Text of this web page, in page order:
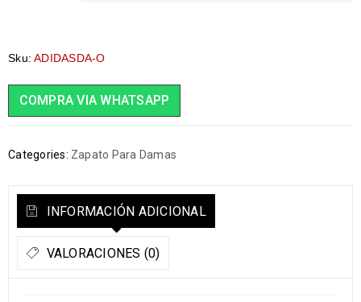
Sku: ADIDASDA-O
COMPRA VIA WHATSAPP
Categories: Zapato Para Damas
INFORMACIÓN ADICIONAL
VALORACIONES (0)